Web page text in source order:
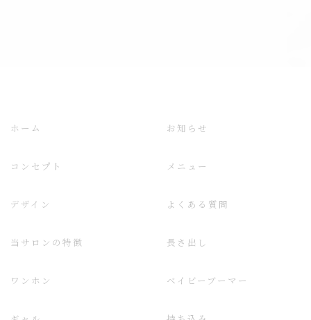
ホーム お知らせ
コンセプト メニュー
デザイン よくある質問
当サロンの特徴 長さ出し
ワンホン ベイビーブーマー